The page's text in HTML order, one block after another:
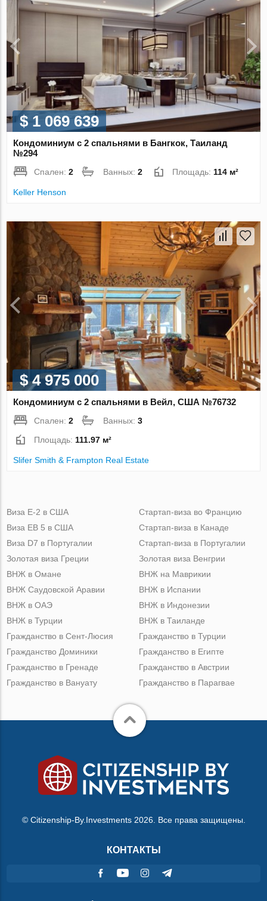
$ 1 069 639
Кондоминиум с 2 спальнями в Бангкок, Таиланд
№294
Спален:2 Ванных:2 Площадь: 114 м²
Keller Henson
$ 4 975 000
Кондоминиум с 2 спальнями в Вейл, США №76732
Спален:2 Ванных:3
Площадь: 111.97 м²
Slifer Smith & Frampton Real Estate
Виза Е-2 в США
Виза ЕВ 5 в США
Виза D7 в Португалии
Золотая виза Греции
Стартап-виза во Францию
Стартап-виза в Канаде
Стартап-виза в Португалии
Золотая виза Венгрии
ВНЖ в Омане
ВНЖ Саудовской Аравии
ВНЖ в ОАЭ
ВНЖ в Турции
ВНЖ на Маврикии
ВНЖ в Испании
ВНЖ в Индонезии
ВНЖ в Таиланде
Гражданство в Сент-Люсия
Гражданство Доминики
Гражданство в Гренаде
Гражданство в Вануату
Гражданство в Турции
Гражданство в Египте
Гражданство в Австрии
Гражданство в Парагвае
© Citizenship-By.Investments 2026. Все права защищены.
КОНТАКТЫ